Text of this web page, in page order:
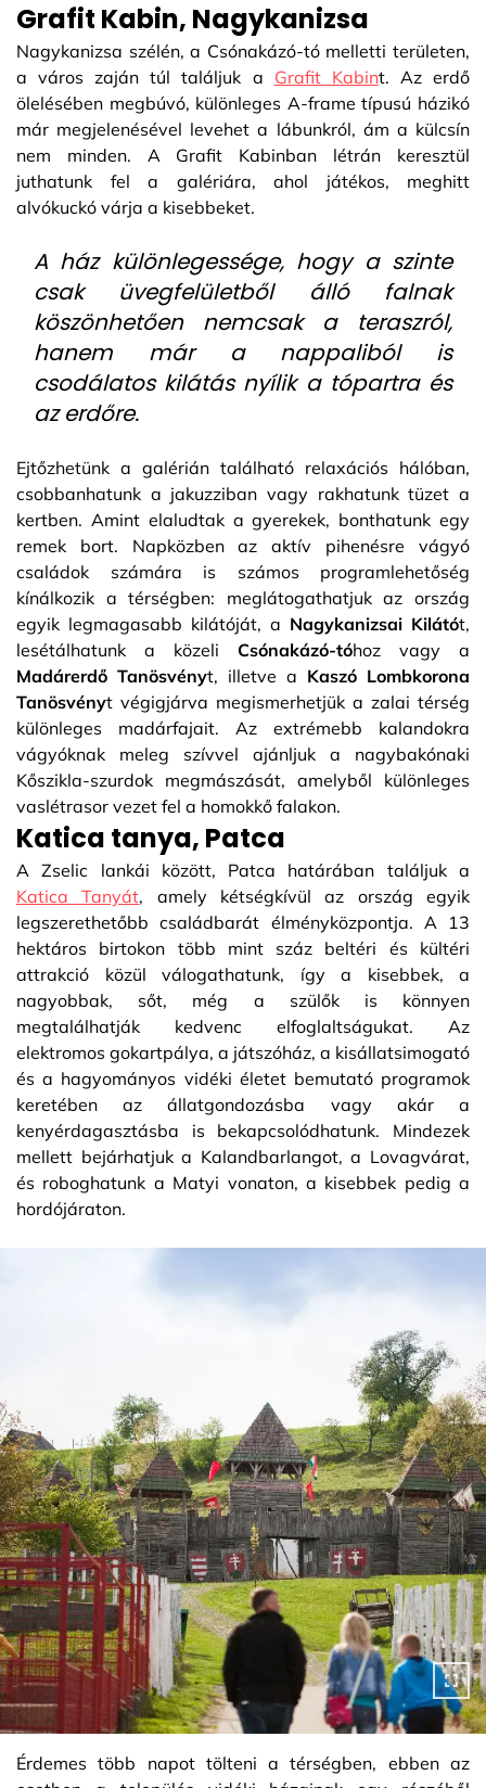
Grafit Kabin, Nagykanizsa
Nagykanizsa szélén, a Csónakázó-tó melletti területen,
a város zaján túl találjuk a Grafit Kabint. Az erdő
ölelésében megbúvó, különleges A-frame típusú házikó
már megjelenésével levehet a lábunkról, ám a külcsín
nem minden. A Grafit Kabinban létrán keresztül
juthatunk fel a galériára, ahol játékos, meghitt
alvókuckó várja a kisebbeket.
A ház különlegessége, hogy a szinte
csak üvegfelületből álló falnak
köszönhetően nemcsak a teraszról,
hanem már a nappaliból is
csodálatos kilátás nyílik a tópartra és
az erdőre.
Ejtőzhetünk a galérián található relaxációs hálóban,
csobbanhatunk a jakuzziban vagy rakhatunk tüzet a
kertben. Amint elaludtak a gyerekek, bonthatunk egy
remek bort. Napközben az aktív pihenésre vágyó
családok számára is számos programlehetőség
kínálkozik a térségben: meglátogathatjuk az ország
egyik legmagasabb kilátóját, a Nagykanizsai Kilátót,
lesétálhatunk a közeli Csónakázó-tóhoz vagy a
Madárerdő Tanösvényt, illetve a Kaszó Lombkorona
Tanösvényt végigjárva megismerhetjük a zalai térség
különleges madárfajait. Az extrémebb kalandokra
vágyóknak meleg szívvel ajánljuk a nagybakónaki
Kőszikla-szurdok megmászását, amelyből különleges
vaslétrasor vezet fel a homokkő falakon.
Katica tanya, Patca
A Zselic lankái között, Patca határában találjuk a
Katica Tanyát, amely kétségkívül az ország egyik
legszerethetőbb családbarát élményközpontja. A 13
hektáros birtokon több mint száz beltéri és kültéri
attrakció közül válogathatunk, így a kisebbek, a
nagyobbak, sőt, még a szülők is könnyen
megtalálhatják kedvenc elfoglaltságukat. Az
elektromos gokartpálya, a játszóház, a kisállatsimogató
és a hagyományos vidéki életet bemutató programok
keretében az állatgondozásba vagy akár a
kenyérdagasztásba is bekapcsolódhatunk. Mindezek
mellett bejárhatjuk a Kalandbarlangot, a Lovagvárat,
és roboghatunk a Matyi vonaton, a kisebbek pedig a
hordójáraton.
Érdemes több napot tölteni a térségben, ebben az